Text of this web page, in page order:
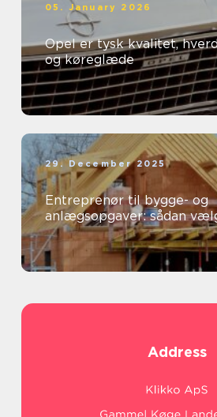
05. January 2026
Opel er tysk kvalitet,
og køreglæde
29. December 2025
Entreprenør til bygge- og
anlægsopgaver: sådan
Address